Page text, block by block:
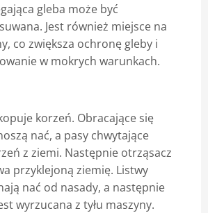
gleba może być
Jest również miejsce na
co zwiększa ochronę gleby i
w mokrych warunkach.
korzeń. Obracające się
nać, a pasy chwytające
z ziemi. Następnie otrząsacz
przyklejoną ziemię. Listwy
nać od nasady, a następnie
wyrzucana z tyłu maszyny.